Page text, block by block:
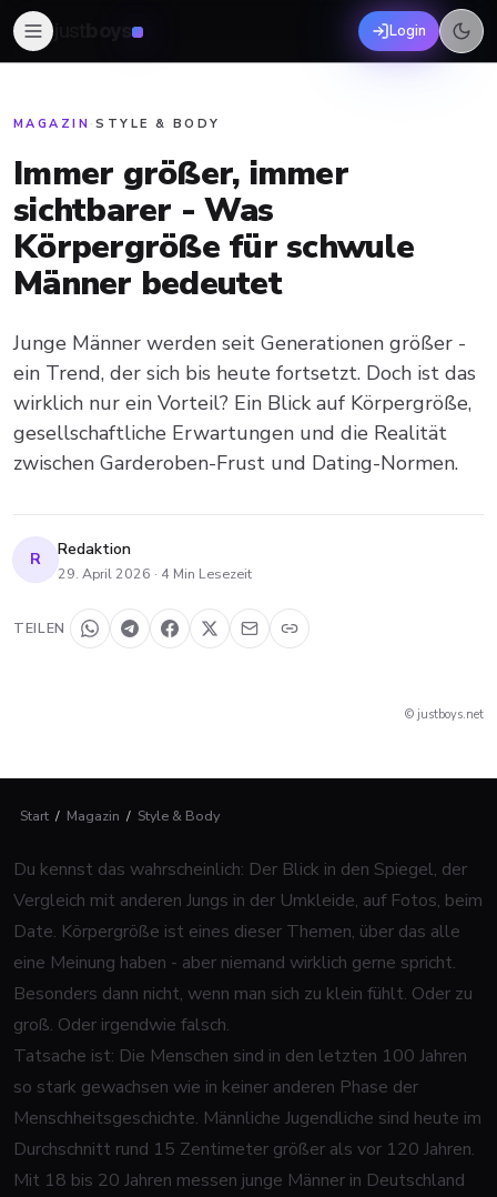
boys Login
MAGAZIN ·STYLE & BODY
Immer größer, immer
sichtbarer - Was
Körpergröße für schwule
Männer bedeutet
Junge Männer werden seit Generationen größer -
ein Trend, der sich bis heute fortsetzt. Doch ist das
wirklich nur ein Vorteil? Ein Blick auf Körpergröße,
gesellschaftliche Erwartungen und die Realität
zwischen Garderoben-Frust und Dating-Normen.
R Redaktion
29. April 2026 · 4 Min Lesezeit
TEILEN
© justboys.net
Start / Magazin / Style & Body
Du kennst das wahrscheinlich: Der Blick in den Spiegel, der
Vergleich mit anderen Jungs in der Umkleide, auf Fotos, beim
Date. Körpergröße ist eines dieser Themen, über das alle
eine Meinung haben - aber niemand wirklich gerne spricht.
Besonders dann nicht, wenn man sich zu klein fühlt. Oder zu
groß. Oder irgendwie falsch.
Tatsache ist: Die Menschen sind in den letzten 100 Jahren
so stark gewachsen wie in keiner anderen Phase der
Menschheitsgeschichte. Männliche Jugendliche sind heute im
Durchschnitt rund 15 Zentimeter größer als vor 120 Jahren.
Mit 18 bis 20 Jahren messen junge Männer in Deutschland